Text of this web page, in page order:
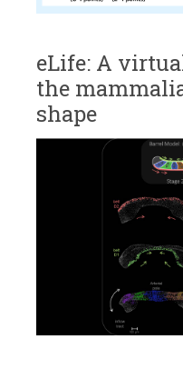
eLife: A
the
shape